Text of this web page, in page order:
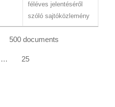
féléves jelentéséről
szóló sajtóközlemény
500 documents
… 25